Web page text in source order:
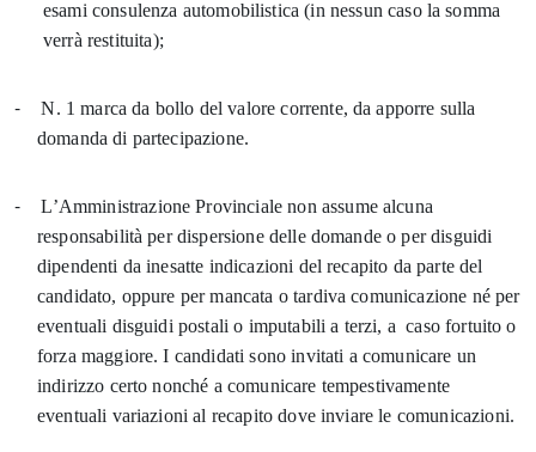
esami consulenza automobilistica (in nessun caso la somma
verrà restituita);
-
N. 1 marca da bollo del valore corrente, da apporre sulla
domanda di partecipazione.
-
L’Amministrazione Provinciale non assume alcuna
responsabilità per dispersione delle domande o per disguidi
dipendenti da inesatte indicazioni del recapito da parte del
candidato, oppure per mancata o tardiva comunicazione né per
eventuali disguidi postali o imputabili a terzi, a caso fortuito o
forza maggiore. I candidati sono invitati a comunicare un
indirizzo certo nonché a comunicare tempestivamente
eventuali variazioni al recapito dove inviare le comunicazioni.